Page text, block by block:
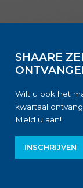
SHAARE
Wilt u ook het
kwartaal
Meld u aan!
INSCHRIJVEN